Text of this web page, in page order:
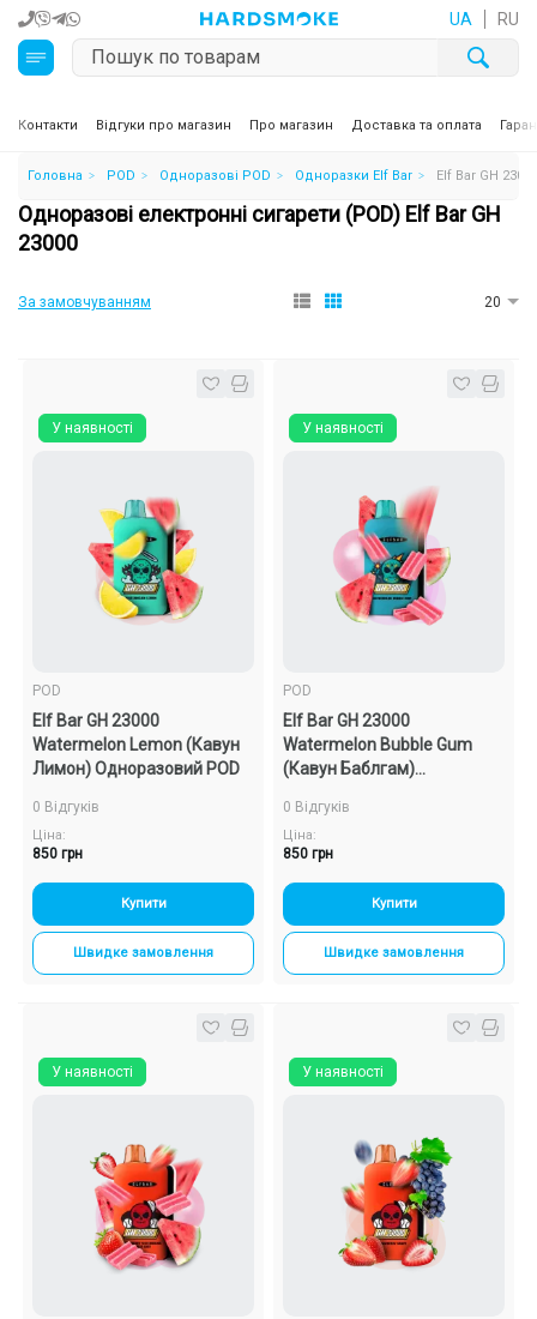
UA RU
Кальяни
Тютюн для кальяну та кальянні суміші
Вугілля для кальяну
Рідини для електронних сигарет
Подарункові набори
Знижки та опт
Контакти Відгуки про магазин Про магазин Доставка та оплата
Головна POD Одноразові POD Одноразки Elf Bar Elf Bar GH 23000
Одноразові електронні сигарети (POD) Elf Bar GH
23000
За замовчуванням 20
У наявності
POD
Elf Bar GH 23000
Watermelon Lemon (Кавун
Лимон) Одноразовий POD
0 Відгуків
Ціна:
850 грн
Купити
Швидке замовлення
У наявності
POD
Elf Bar GH 23000
Watermelon Bubble Gum
(Кавун Баблгам)
0 Відгуків
Ціна:
850 грн
Купити
Швидке замовлення
У наявності У наявності